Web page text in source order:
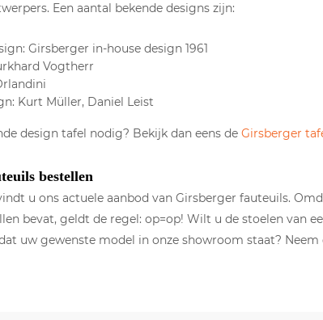
Een aantal bekende designs zijn:
Girsberger in-house design 1961
Vogtherr
Kurt Müller, Daniel Leist
design tafel nodig? Bekijk dan eens de Girsberger
bestellen
u ons actuele aanbod van Girsberger fauteuils.
bevat, geldt de regel: op=op! Wilt u de stoelen van
uw gewenste model in onze showroom staat? Neem